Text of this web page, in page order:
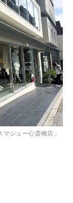
シュー心斎橋店」